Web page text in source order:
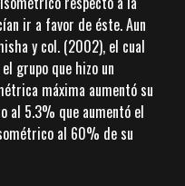
ir a favor de éste. Aun
y col. (2002), el cual
grupo que hizo un
máxima aumentó su
al 5.3% que aumentó el
al 60% de su